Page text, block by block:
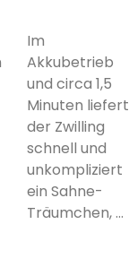
Im
Akkubetrieb
und circa 1,5
Minuten liefert
der Zwilling
schnell und
unkompliziert
ein Sahne-
Träumchen, ...